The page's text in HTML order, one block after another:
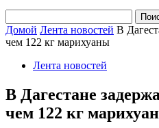
Домой Лента новостей В
чем 122 кг марихуаны
Лента новостей
В Дагестане
чем 122 кг